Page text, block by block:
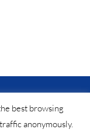
best browsing
anonymously.